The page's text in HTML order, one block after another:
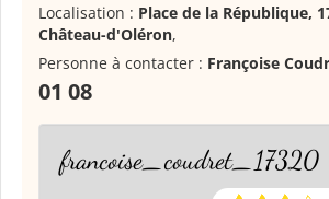
Localisation : Place de la République,
Château-d'Oléron,
Personne à contacter : Françoise
01 08
francoise_coudret_17320